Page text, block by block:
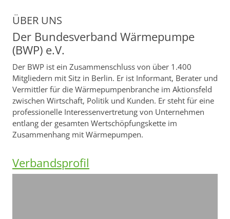
ÜBER UNS
Der Bundesverband Wärmepumpe
(BWP) e.V.
Der BWP ist ein Zusammenschluss von über 1.400
Mitgliedern mit Sitz in Berlin. Er ist Informant, Berater und
Vermittler für die Wärmepumpenbranche im Aktionsfeld
zwischen Wirtschaft, Politik und Kunden. Er steht für eine
professionelle Interessenvertretung von Unternehmen
entlang der gesamten Wertschöpfungskette im
Zusammenhang mit Wärmepumpen.
Verbandsprofil